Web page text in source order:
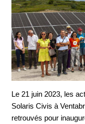
Le 21 juin 2023, les
Solaris Civis à
retrouvés pour